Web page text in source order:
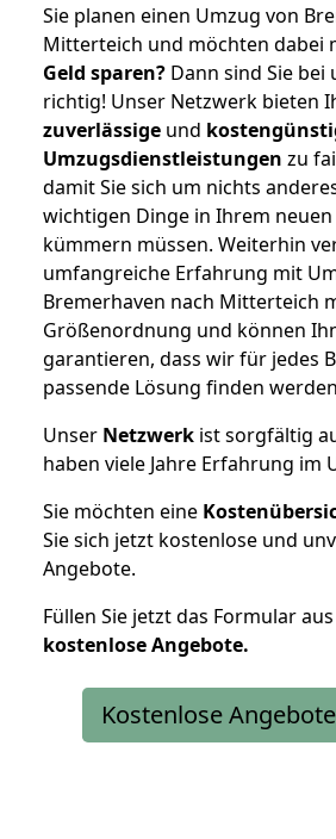
Sie planen einen Umzug von
Mitterteich und möchten dabei
Geld sparen? Dann sind Sie bei
richtig! Unser Netzwerk bieten
zuverlässige und
Umzugsdienstleistungen zu
damit Sie sich um nichts
wichtigen Dinge in Ihrem neuen
kümmern müssen. Weiterhin
umfangreiche Erfahrung mit
Bremerhaven nach Mitterteich
Größenordnung und können
garantieren, dass wir für jedes
passende Lösung finden
Unser Netzwerk ist sorgfältig
haben viele Jahre Erfahrung im
Sie möchten eine
Sie sich jetzt kostenlose und
Angebote.
Füllen Sie jetzt das Formular
kostenloseAngebote.
Kostenlose